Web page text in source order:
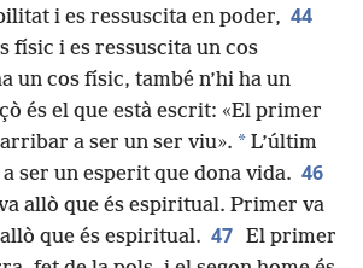
i es ressuscita en poder, 44
físic i es ressuscita un cos
un cos físic, també n’hi ha un
és el que està escrit: «El primer
a ser un ser viu». * L’últim
ser un esperit que dona vida. 46
allò que és espiritual. Primer va
que és espiritual. 47 El primer